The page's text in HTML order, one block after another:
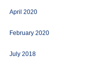
April 2020
February 2020
July 2018